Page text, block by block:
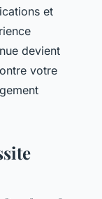
et
devient
votre